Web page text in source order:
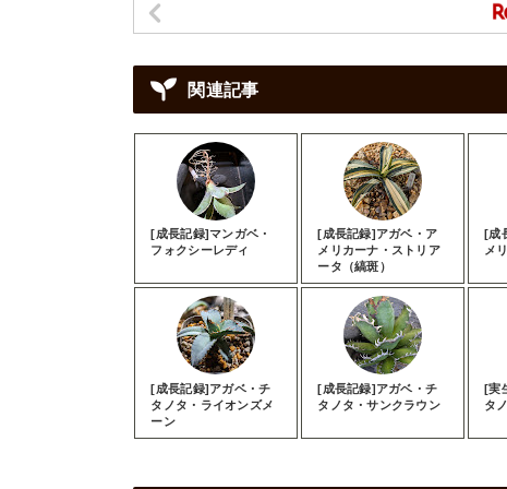
関連記事
[成長記録]マンガベ・
フォクシーレディ
[成長記録]アガベ・ア
メリカーナ・ストリア
ータ（縞斑）
[成
メ
[成長記録]アガベ・チ
タノタ・ライオンズメ
ーン
[成長記録]アガベ・チ
タノタ・サンクラウン
[実
タ